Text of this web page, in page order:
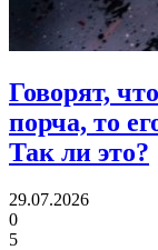
Говорят,
порча, то
Так ли это?
29.07.2026
0
5